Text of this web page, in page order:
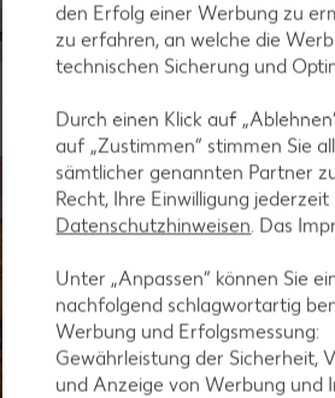
den Erfolg einer Werbung zu
zu erfahren, an welche die
technischen Sicherung und
Durch einen Klick auf
auf „Zustimmen“ stimmen Sie
sämtlicher genannten Partner
Recht, Ihre Einwilligung
Datenschutzhinweisen. Das
Unter „Anpassen“ können Sie
nachfolgend schlagwortartig
Werbung und Erfolgsmessung:
Gewährleistung der Sicherheit,
und Anzeige von Werbung und